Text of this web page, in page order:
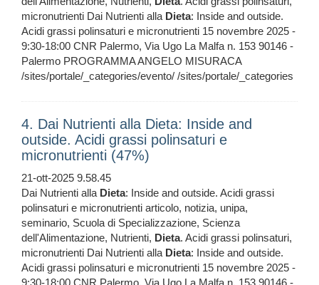
micronutrienti Dai Nutrienti alla Dieta: Inside and outside.
Acidi grassi polinsaturi e micronutrienti 15 novembre 2025 -
9:30-18:00 CNR Palermo, Via Ugo La Malfa n. 153 90146 -
Palermo PROGRAMMA ANGELO MISURACA
/sites/portale/_categories/evento/ /sites/portale/_categories
4. Dai Nutrienti alla Dieta: Inside and
outside. Acidi grassi polinsaturi e
micronutrienti (47%)
21-ott-2025 9.58.45
Dai Nutrienti alla Dieta: Inside and outside. Acidi grassi
polinsaturi e micronutrienti articolo, notizia, unipa,
seminario, Scuola di Specializzazione, Scienza
dell'Alimentazione, Nutrienti, Dieta. Acidi grassi polinsaturi,
micronutrienti Dai Nutrienti alla Dieta: Inside and outside.
Acidi grassi polinsaturi e micronutrienti 15 novembre 2025 -